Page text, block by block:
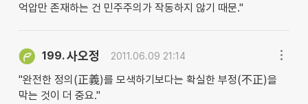
억압만 존재하는 건 민주주의가 작동하지 않기 때문."
199.사오정 2011.06.09 21:14
"완전한 정의(正義)를 모색하기보다는 확실한 부정(不正)을
막는 것이 더 중요."